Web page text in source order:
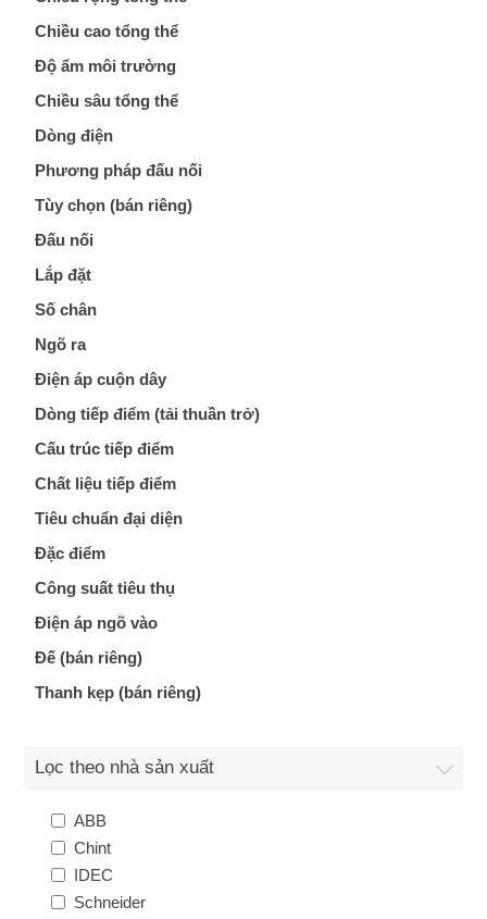
Động cơ bước 2 phase
Quạt thông gió
Phụ Kiện Schneider
Phụ Kiện Siemens
Chiều cao tổng thể
Độ ẩm môi trường
Chiều sâu tổng thể
Dòng điện
Phương pháp đấu nối
Tùy chọn (bán riêng)
Đấu nối
Lắp đặt
Số chân
Ngõ ra
Điện áp cuộn dây
Dòng tiếp điểm (tải thuần trở)
Cấu trúc tiếp điểm
Chất liệu tiếp điểm
Tiêu chuẩn đại diện
Đặc điểm
Công suất tiêu thụ
Điện áp ngõ vào
Đế (bán riêng)
Thanh kẹp (bán riêng)
Lọc theo nhà sản xuất
ABB
Chint
IDEC
Schneider